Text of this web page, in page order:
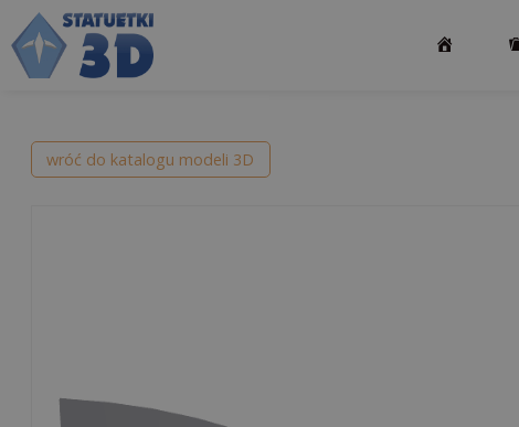
Przejdź
do
treści
wróć do katalogu modeli 3D